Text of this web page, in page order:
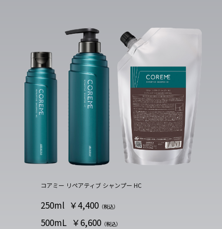
コアミー リペアティブ シャンプー HC
250ml ￥4,400（税込）
500mL ￥6,600（税込）